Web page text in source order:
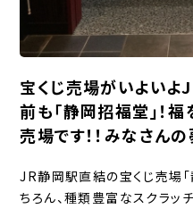
宝くじ売場がいよいよ
前も「静岡招福堂」！
売場です！！みなさん
JR静岡駅直結の宝くじ売場「
ちろん、種類豊富なスクラッ